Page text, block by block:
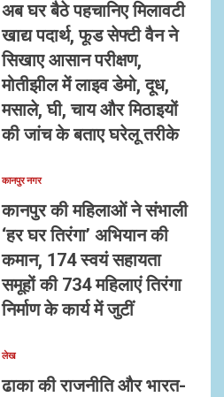
अब घर बैठे पहचानिए मिलावटी
खाद्य पदार्थ, फूड सेफ्टी वैन ने
सिखाए आसान परीक्षण,
मोतीझील में लाइव डेमो, दूध,
मसाले, घी, चाय और मिठाइयों
की जांच के बताए घरेलू तरीके
कानपुर नगर
कानपुर की महिलाओं ने संभाली
‘हर घर तिरंगा’ अभियान की
कमान, 174 स्वयं सहायता
समूहों की 734 महिलाएं तिरंगा
निर्माण के कार्य में जुटीं
लेख
ढाका की राजनीति और भारत-